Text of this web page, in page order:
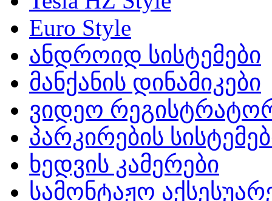
Euro Style
ანდროიდ სისტემები
მანქანის დინამიკები
ვიდეო
პარკირების
ხედვის კამერები
სამონტაჟო